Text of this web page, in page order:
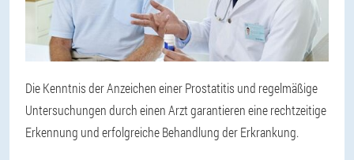
Die Kenntnis der Anzeichen einer Prostatitis und regelmäßige
Untersuchungen durch einen Arzt garantieren eine rechtzeitige
Erkennung und erfolgreiche Behandlung der Erkrankung.